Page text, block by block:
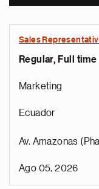
Sales
Regular, Full time
Marketing
Ecuador
Av. Amazonas
Ago 05, 2026